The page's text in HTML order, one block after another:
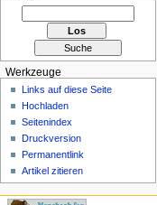
Werkzeuge
Links auf diese Seite
Hochladen
Seitenindex
Druckversion
Permanentlink
Artikel zitieren